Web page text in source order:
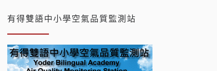
有得雙語中小學空氣品質監測站